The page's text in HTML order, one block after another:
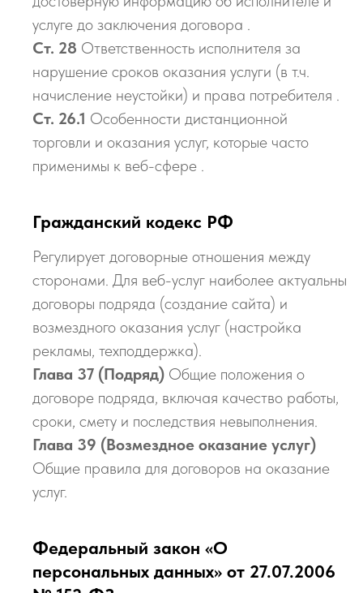
услуге до заключения договора .
Ст. 28 Ответственность исполнителя за
нарушение сроков оказания услуги (в т.ч.
начисление неустойки) и права потребителя .
Ст. 26.1 Особенности дистанционной
торговли и оказания услуг, которые часто
применимы к веб-сфере .
Гражданский кодекс РФ
Регулирует договорные отношения между
сторонами. Для веб-услуг наиболее актуальны
договоры подряда (создание сайта) и
возмездного оказания услуг (настройка
рекламы, техподдержка).
Глава 37 (Подряд) Общие положения о
договоре подряда, включая качество работы,
сроки, смету и последствия невыполнения.
Глава 39 (Возмездное оказание услуг)
Общие правила для договоров на оказание
услуг.
Федеральный закон «О
персональных данных» от 27.07.2006